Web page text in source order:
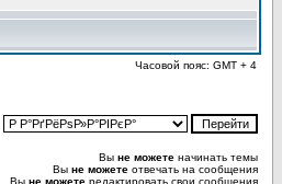
Часовой пояс: GMT + 4
Вы не можете начинать темы
Вы не можете отвечать на сообщения
Вы не можете редактировать свои сообщения